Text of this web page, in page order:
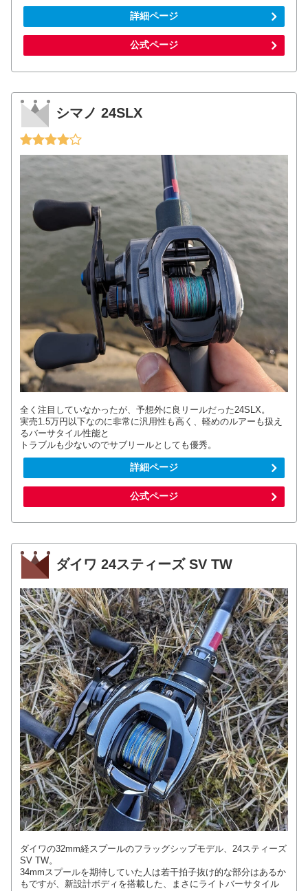
詳細ページ
公式ページ
シマノ 24SLX
全く注目していなかったが、予想外に良リールだった24SLX。
実売1.5万円以下なのに非常に汎用性も高く、軽めのルアーも扱え
るバーサタイル性能と
トラブルも少ないのでサブリールとしても優秀。
詳細ページ
公式ページ
ダイワ 24スティーズ SV TW
ダイワの32mm経スプールのフラッグシップモデル、24スティーズ
SV TW。
34mmスプールを期待していた人は若干拍子抜け的な部分はあるか
もですが、新設計ボディを搭載した、まさにライトバーサタイル